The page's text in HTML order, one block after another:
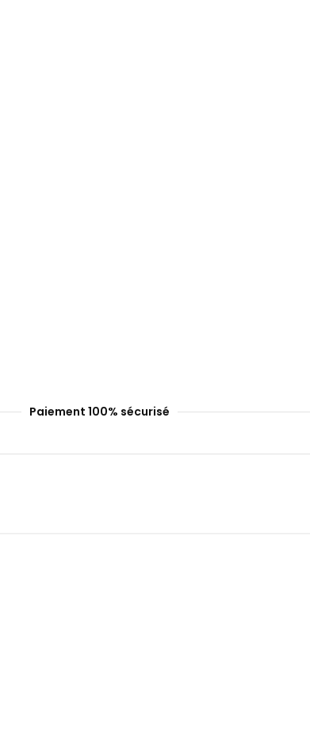
Paiement 100% sécurisé